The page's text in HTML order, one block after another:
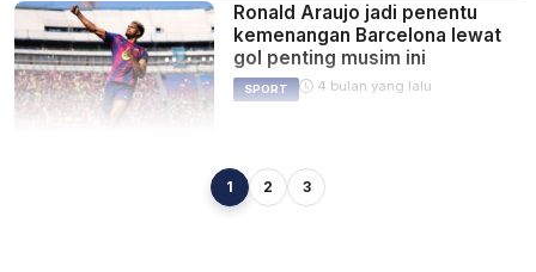
Ronald Araujo jadi penentu
kemenangan Barcelona lewat
gol penting musim ini
SPORT 4 bulan yang lalu
Guti Bela Alvaro Arbeloa yang
1 2 3